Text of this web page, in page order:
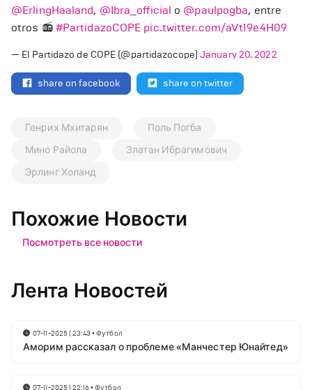
@ErlingHaaland, @Ibra_official o @paulpogba, entre
otros 📻 #PartidazoCOPE pic.twitter.com/aVt19e4H09
— El Partidazo de COPE (@partidazocope)January 20, 2022
share on facebook share on twitter
Генрих Мхитарян
Поль Погба
Мино Райола
Златан Ибрагимович
Эрлинг Холанд
Похожие Новости
Посмотреть все новости
Лента Новостей
07-11-2025 | 23:43 •Футбол
Аморим рассказал о проблеме «Манчестер Юнайтед»
07-11-2025 | 22:16•Футбол